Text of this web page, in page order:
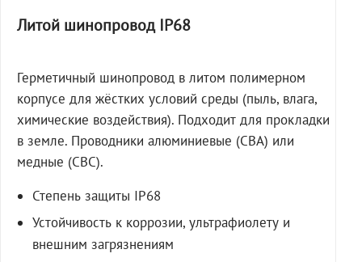
Литой шинопровод IP68
Герметичный шинопровод в литом полимерном
корпусе для жёстких условий среды (пыль, влага,
химические воздействия). Подходит для прокладки
в земле. Проводники алюминиевые (СВА) или
медные (СВС).
Степень защиты IP68
Устойчивость к коррозии, ультрафиолету и
внешним загрязнениям